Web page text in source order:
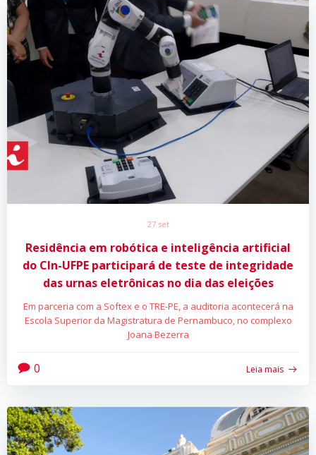
27 set
Residência em robótica e inteligência artificial
do CIn-UFPE participará de teste de integridade
das urnas eletrônicas no dia das eleições
Em parceria com a Softex e o TRE-PE, a auditoria acontecerá na
Escola Superior da Magistratura de Pernambuco, no complexo
Joana Bezerra
0 Leia mais